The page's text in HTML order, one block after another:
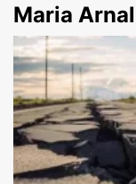
Maria Arnal